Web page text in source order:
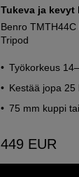
Tukeva ja
Benro
Tripod
Työkorkeus
Kestää jopa 25
75 mm kuppi
449 EUR